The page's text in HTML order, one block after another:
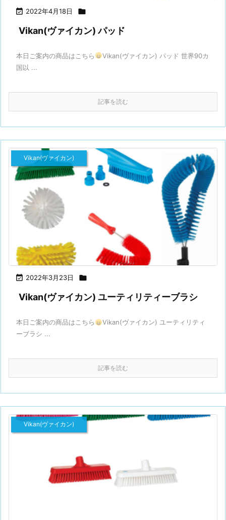
 2022年4月18日 
Vikan(ヴァイカン) パッド
本日ご案内の商品はこちら
Vikan(ヴァイカン) パッド 世界90カ
国以 ...
記事を読む
 2022年3月23日 
Vikan(ヴァイカン)
Vikan(ヴァイカン) ユーティリティーブラシ
本日ご案内の商品はこちら
Vikan(ヴァイカン) ユーティリティ
ーブラシ ...
記事を読む
Vikan(ヴァイカン)